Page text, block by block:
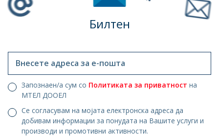
Билтен
Внесете адреса за е-пошта
Запознаен/а сум со Политиката за приватност на
МТЕЛ ДООЕЛ
Се согласувам на мојата електронска адреса да
добивам информации за понудата на Вашите услуги и
производи и промотивни активности.